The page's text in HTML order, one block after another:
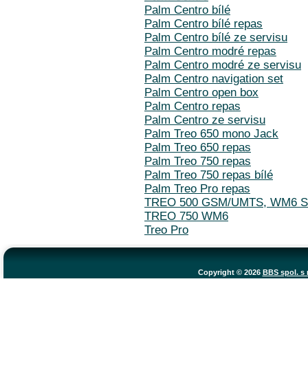
Palm Centro bílé
Palm Centro bílé repas
Palm Centro bílé ze servisu
Palm Centro modré repas
Palm Centro modré ze servisu
Palm Centro navigation set
Palm Centro open box
Palm Centro repas
Palm Centro ze servisu
Palm Treo 650 mono Jack
Palm Treo 650 repas
Palm Treo 750 repas
Palm Treo 750 repas bílé
Palm Treo Pro repas
TREO 500 GSM/UMTS, WM6
TREO 750 WM6
Treo Pro
Copyright © 2026 BBS spol. s